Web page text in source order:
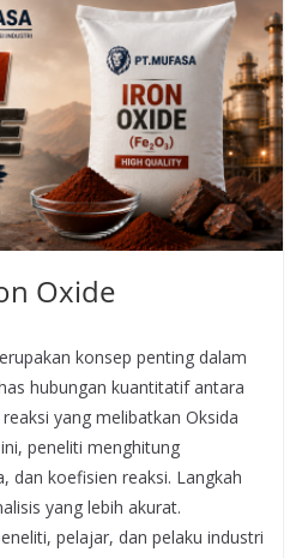
Oxide
konsep penting dalam
hubungan kuantitatif antara
yang melibatkan Oksida
peneliti menghitung
dan koefisien reaksi. Langkah
yang lebih akurat.
pelajar, dan pelaku industri